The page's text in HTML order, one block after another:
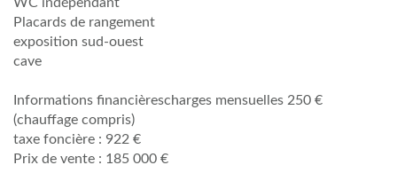
Placards de rangement
exposition sud-ouest
cave
Informations financièrescharges mensuelles 250 €
(chauffage compris)
taxe foncière : 922 €
Prix de vente : 185 000 €